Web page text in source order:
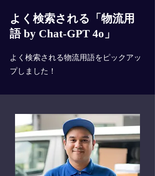
よく検索される「物流用
語 by Chat-GPT 4o」
よく検索される物流用語をピックアッ
プしました！